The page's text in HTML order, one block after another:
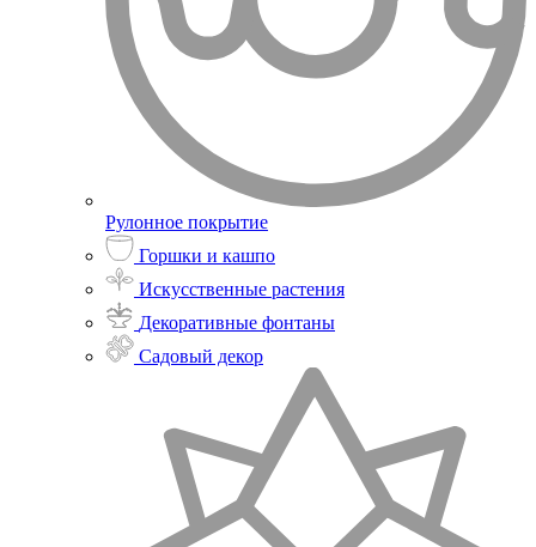
Рулонное покрытие
Горшки и кашпо
Искусственные растения
Декоративные фонтаны
Садовый декор